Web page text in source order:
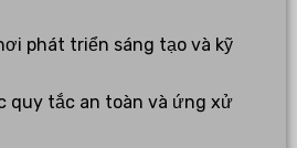
phát triển sáng tạo và kỹ
quy tắc an toàn và ứng xử